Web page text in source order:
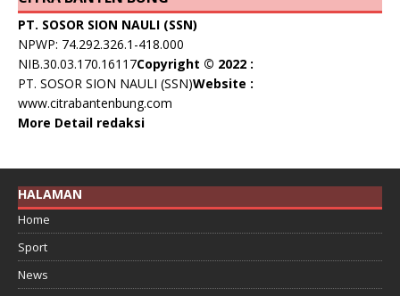
PT. SOSOR SION NAULI (SSN)
NPWP: 74.292.326.1-418.000
NIB.30.03.170.16117Copyright © 2022 :
PT. SOSOR SION NAULI (SSN)Website :
www.citrabantenbung.com
More Detail redaksi
HALAMAN
Home
Sport
News